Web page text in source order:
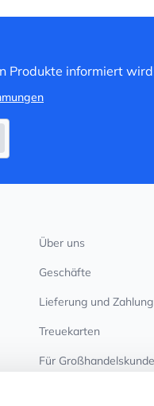
Produkte informiert
Über uns
Geschäfte
Lieferung und Zahlung
Treuekarten
Für